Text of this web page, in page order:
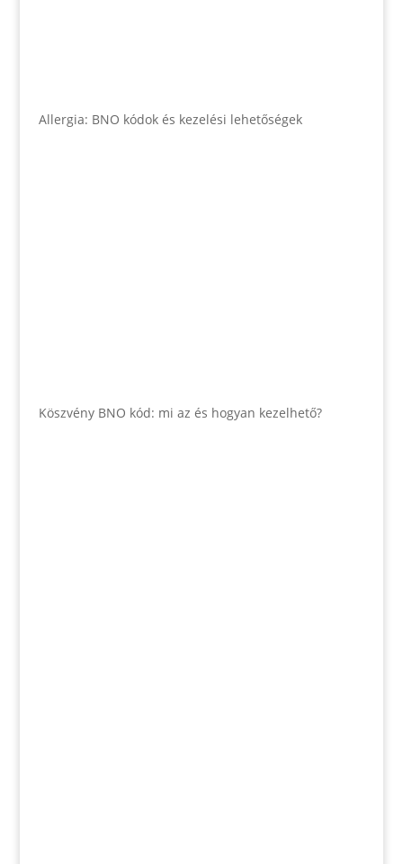
Allergia: BNO kódok és kezelési lehetőségek
Köszvény BNO kód: mi az és hogyan kezelhető?